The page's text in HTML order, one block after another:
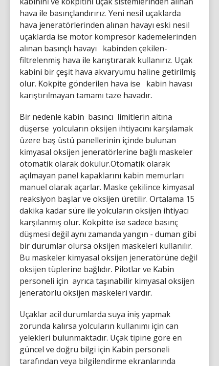
hava ile basınçlandırırız. Yeni nesil uçaklarda
hava jeneratörlerinden alınan havayı eski nesil
uçaklarda ise motor kompresör kademelerinden
alınan basınçlı havayı kabinden çekilen-
filtrelenmiş hava ile karıştırarak kullanırız. Uçak
kabini bir çeşit hava akvaryumu haline getirilmiş
olur. Kokpite gönderilen hava ise kabin havası
karıştırılmayan tamamı taze havadır.
Bir nedenle kabin basıncı limitlerin altına
düşerse yolcuların oksijen ihtiyacını karşılamak
üzere baş üstü panellerinin içinde bulunan
kimyasal oksijen jeneratörlerine bağlı maskeler
otomatik olarak dökülür.Otomatik olarak
açılmayan panel kapaklarını kabin memurları
manuel olarak açarlar. Maske çekilince kimyasal
reaksiyon başlar ve oksijen üretilir. Ortalama 15
dakika kadar süre ile yolcuların oksijen ihtiyacı
karşılanmış olur. Kokpitte ise sadece basınç
düşmesi değil aynı zamanda yangın - duman gibi
bir durumlar olursa oksijen maskeleri kullanılır.
Bu maskeler kimyasal oksijen jeneratörüne değil
oksijen tüplerine bağlıdır. Pilotlar ve Kabin
personeli için ayrıca taşınabilir kimyasal oksijen
jeneratörlü oksijen maskeleri vardır.
Uçaklar acil durumlarda suya iniş yapmak
zorunda kalırsa yolcuların kullanımı için can
yelekleri bulunmaktadır. Uçak tipine göre en
güncel ve doğru bilgi için Kabin personeli
tarafından veya bilgilendirme ekranlarında